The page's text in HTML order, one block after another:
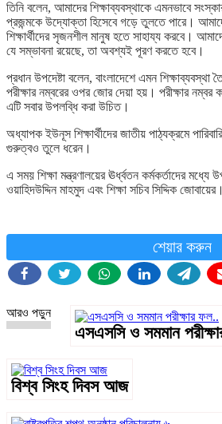
তিনি বলেন, আমাদের শিক্ষাব্যবস্থাকে এমনভাবে
প্রজন্মকে উদ্যোক্তা হিসেবে গড়ে তুলতে পারে।
শিক্ষার্থীদের সৃজনশীল মানুষ হতে সাহায্য করবে।
যে সম্ভাবনা রয়েছে, তা অবশ্যই পূরণ করতে হবে।
প্রধান উপদেষ্টা বলেন, বাংলাদেশে এমন শিক্ষাব্যবস্থা
পরীক্ষার নম্বরের ওপর জোর দেয়া হয়। পরীক্ষার নম্বর
এটি সবার উপলব্ধি করা উচিত।
অধ্যাপক ইউনূস শিক্ষার্থীদের জাতীয় পাঠ্যক্রমে
গুরুত্বও তুলে ধরেন।
এ সময় শিক্ষা মন্ত্রণালয়ের ঊর্ধ্বতন কর্মকর্তাদের মধ্যে
ওয়াহিদউদ্দিন মাহমুদ এবং শিক্ষা সচিব সিদ্দিক জোবায়ের।
শেয়ার করুন
আরও পড়ুন
এসএসসি ও সমমান
বিশ্ব সিংহ দিবস আজ